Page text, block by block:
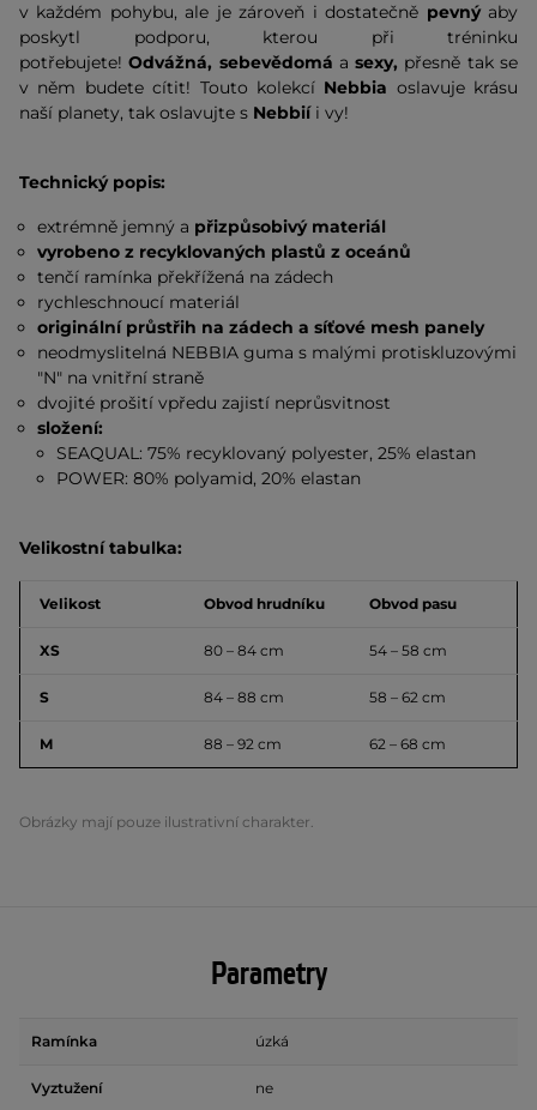
v každém pohybu, ale je zároveň i dostatečně pevný aby
poskytl podporu, kterou při tréninku
potřebujete!Odvážná, sebevědomá asexy, přesně tak se
v něm budete cítit! Touto kolekcí Nebbia oslavuje krásu
naší planety, tak oslavujte s Nebbií i vy!
Technický popis:
extrémně jemný a přizpůsobivý materiál
vyrobeno z recyklovaných plastů z oceánů
tenčí ramínka překřížená na zádech
rychleschnoucí materiál
originální průstřih na zádech a síťové mesh panely
neodmyslitelná NEBBIA guma s malými protiskluzovými
"N" na vnitřní straně
dvojité prošití vpředu zajistí neprůsvitnost
složení:
SEAQUAL: 75% recyklovaný polyester, 25% elastan
POWER: 80% polyamid, 20% elastan
Velikostní tabulka:
Velikost Obvod hrudníku Obvod pasu
XS 80 – 84 cm 54 – 58 cm
S 84 – 88 cm 58 – 62 cm
M 88 – 92 cm 62 – 68 cm
Obrázky mají pouze ilustrativní charakter.
Parametry
Ramínka úzká
Vyztužení ne